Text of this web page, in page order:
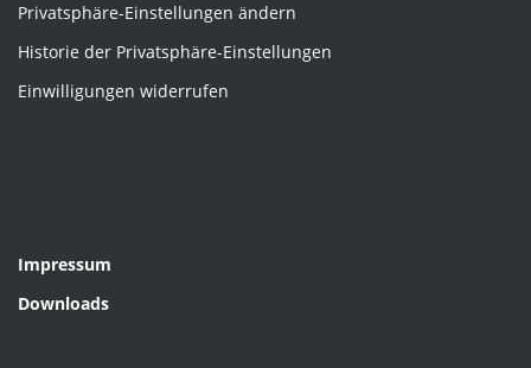
Privatsphäre-Einstellungen ändern
Historie der Privatsphäre-Einstellungen
Einwilligungen widerrufen
Impressum
Downloads